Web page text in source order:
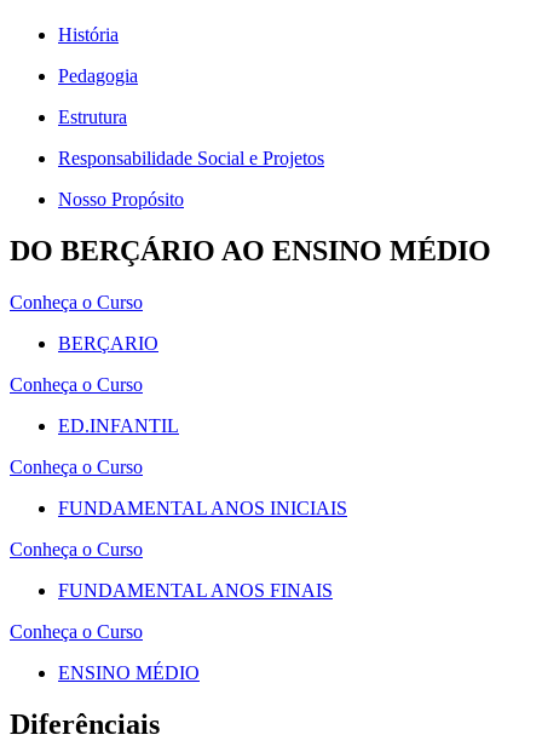
História
Pedagogia
Estrutura
Responsabilidade Social e Projetos
Nosso Propósito
DO BERÇÁRIO AO ENSINO MÉDIO
Conheça o Curso
BERÇARIO
Conheça o Curso
ED.INFANTIL
Conheça o Curso
FUNDAMENTAL ANOS INICIAIS
Conheça o Curso
FUNDAMENTAL ANOS FINAIS
Conheça o Curso
ENSINO MÉDIO
Diferênciais